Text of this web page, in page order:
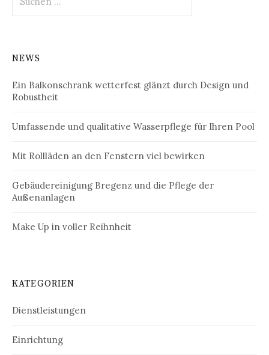
nach:
NEWS
Ein Balkonschrank wetterfest glänzt durch Design und
Robustheit
Umfassende und qualitative Wasserpflege für Ihren Pool
Mit Rollläden an den Fenstern viel bewirken
Gebäudereinigung Bregenz und die Pflege der
Außenanlagen
Make Up in voller Reihnheit
KATEGORIEN
Dienstleistungen
Einrichtung